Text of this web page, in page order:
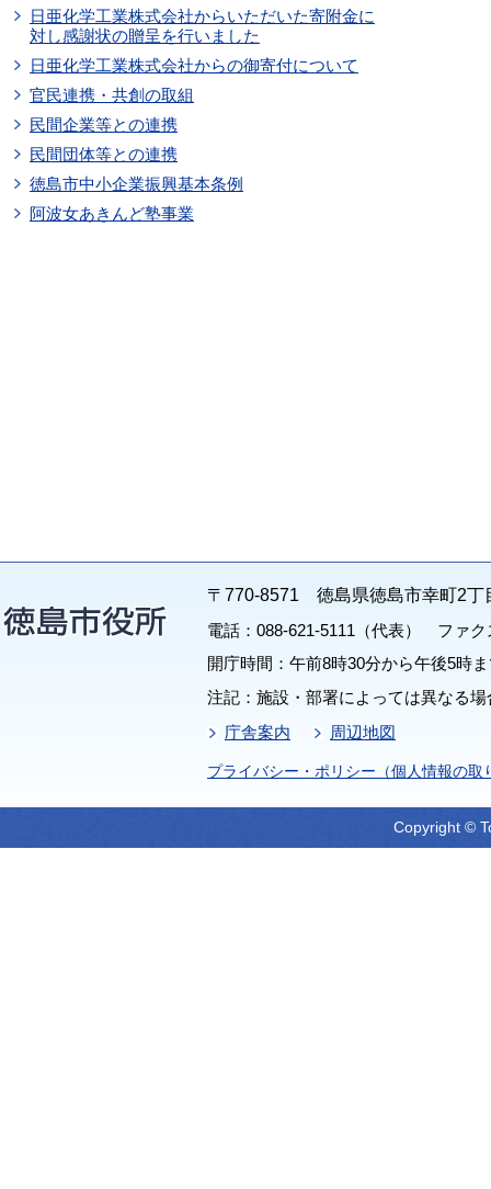
日亜化学工業株式会社からいただいた寄附金に
対し感謝状の贈呈を行いました
日亜化学工業株式会社からの御寄付について
官民連携・共創の取組
民間企業等との連携
民間団体等との連携
徳島市中小企業振興基本条例
阿波女あきんど塾事業
〒770-8571 徳島県徳島市幸町2丁
電話：088-621-5111（代表） ファク
開庁時間：午前8時30分から午後5時
注記：施設・部署によっては異なる
庁舎案内
周辺地図
プライバシー・ポリシー（個人情報の取
Copyright ©